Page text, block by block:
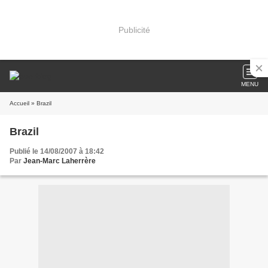
Publicité
MENU
Accueil » Brazil
Brazil
Publié le 14/08/2007 à 18:42
Par Jean-Marc Laherrère